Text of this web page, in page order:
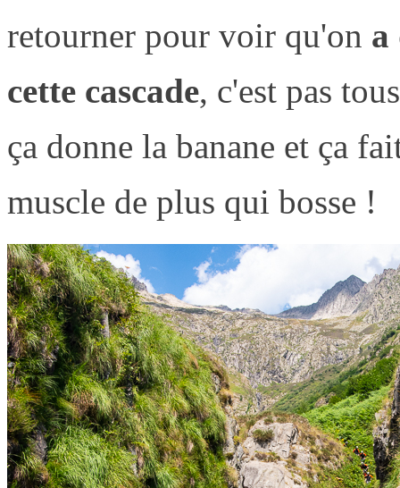
retourner pour voir qu'on a
cette cascade, c'est pas
ça donne la banane et ça
muscle de plus qui bosse !